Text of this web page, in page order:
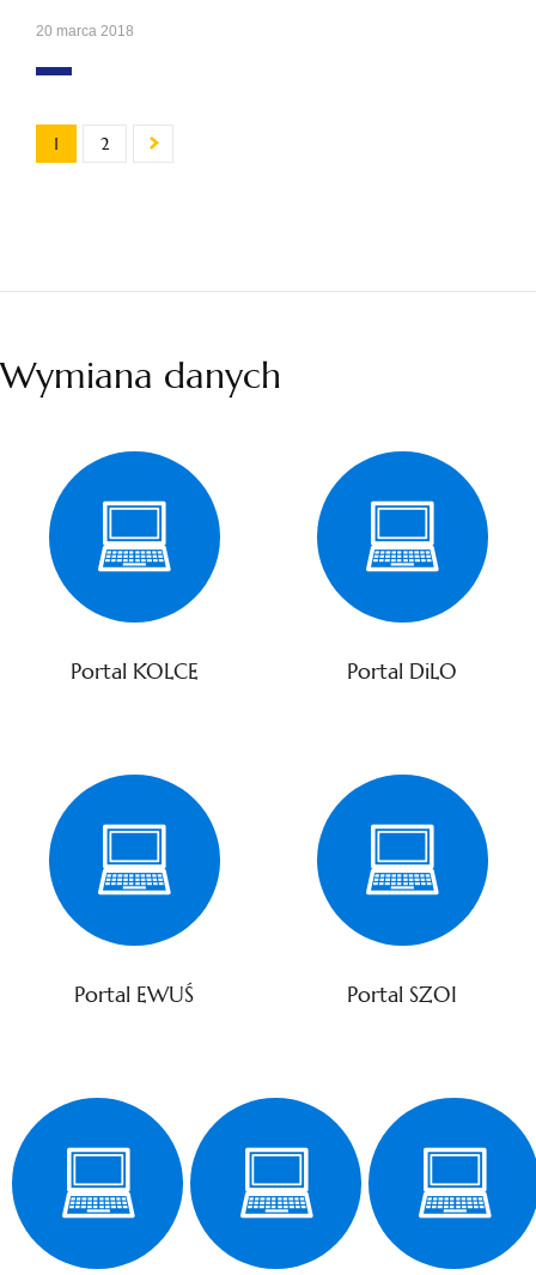
20 marca 2018
1 2
Wymiana danych
Portal KOLCE Portal DiLO
Portal EWUŚ Portal SZOI